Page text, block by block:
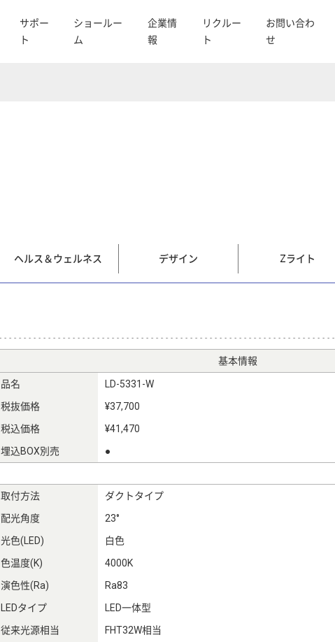
サポー
ト
ショールー
ム
企業情
報
リクルー
ト
お問い合わ
せ
ヘルス＆ウェルネス デザイン Zライト
基本情報
品名
LD-5331-W
税抜価格
¥37,700
税込価格
¥41,470
埋込BOX別売
●
取付方法
ダクトタイプ
配光角度
23°
光色(LED)
白色
色温度(K)
4000K
演色性(Ra)
Ra83
LEDタイプ
LED一体型
従来光源相当
FHT32W相当